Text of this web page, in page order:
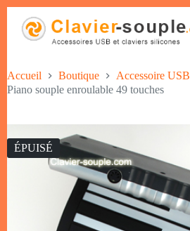
Accueil Boutique
Accessoire USB
Piano souple enroulable 49 touches
ÉPUISÉ